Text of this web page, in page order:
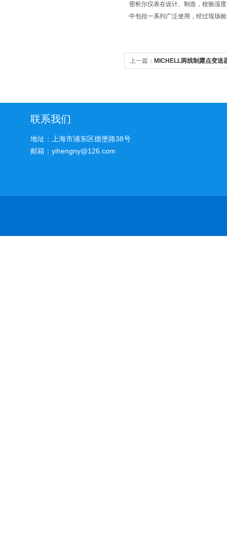
密析尔仪表在设计、制造，校验湿
中包括一系列广泛使用，经过现场
上一篇： MICHELL两线制露点变送
联系我们
地址：上海市浦东区德堡路38号
邮箱：yihengny@126.com